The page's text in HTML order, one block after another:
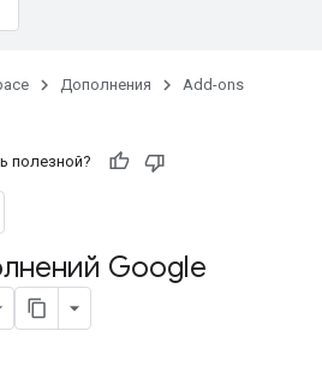
Дополнения
Add-ons
полезной?
Google